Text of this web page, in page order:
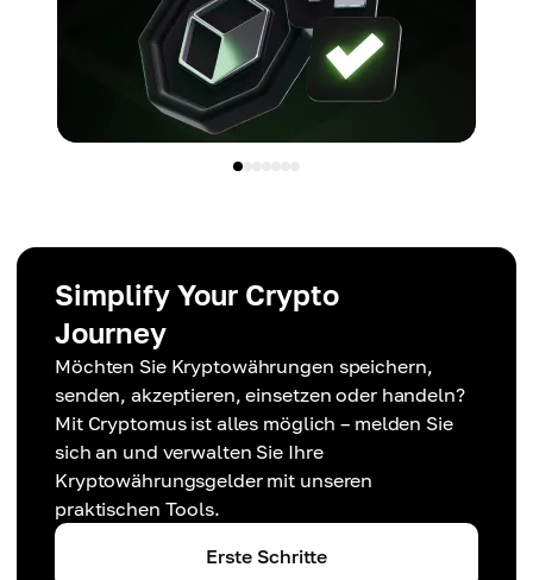
Simplify Your Crypto
Journey
Möchten Sie Kryptowährungen speichern,
senden, akzeptieren, einsetzen oder handeln?
Mit Cryptomus ist alles möglich – melden Sie
sich an und verwalten Sie Ihre
Kryptowährungsgelder mit unseren
praktischen Tools.
Erste Schritte